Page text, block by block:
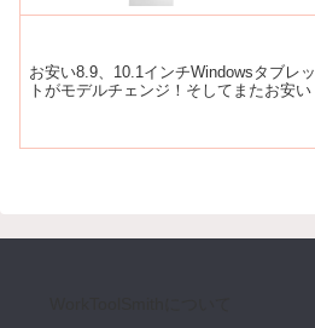
お安い8.9、10.1インチWindowsタブレッ
トがモデルチェンジ！そしてまたお安い